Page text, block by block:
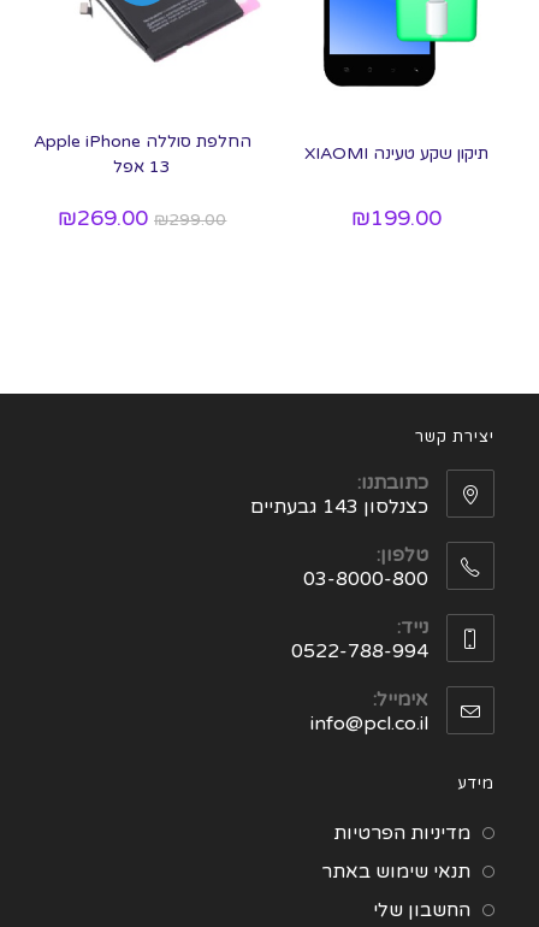
תיקון שקע טעינה XIAOMI
₪199.00
החלפת סוללה Apple iPhone
13 אפל
₪299.00
₪269.00
יצירת קשר
כתובתנו:
כצנלסון 143 גבעתיים
טלפון:
03-8000-800
נייד:
0522-788-994
אימייל:
info@pcl.co.il
מידע
מדיניות הפרטיות
תנאי שימוש באתר
החשבון שלי